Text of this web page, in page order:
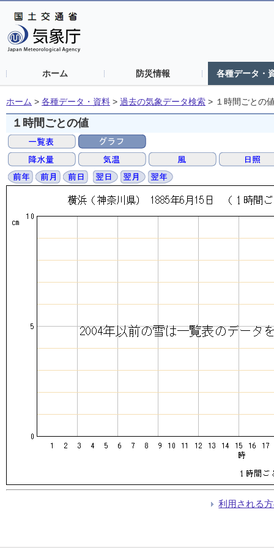
ホーム 防災情報 各種データ・
ホーム > 各種データ・資料 > 過去の気象データ検索 > １時間ごとの
１時間ごとの値
利用される